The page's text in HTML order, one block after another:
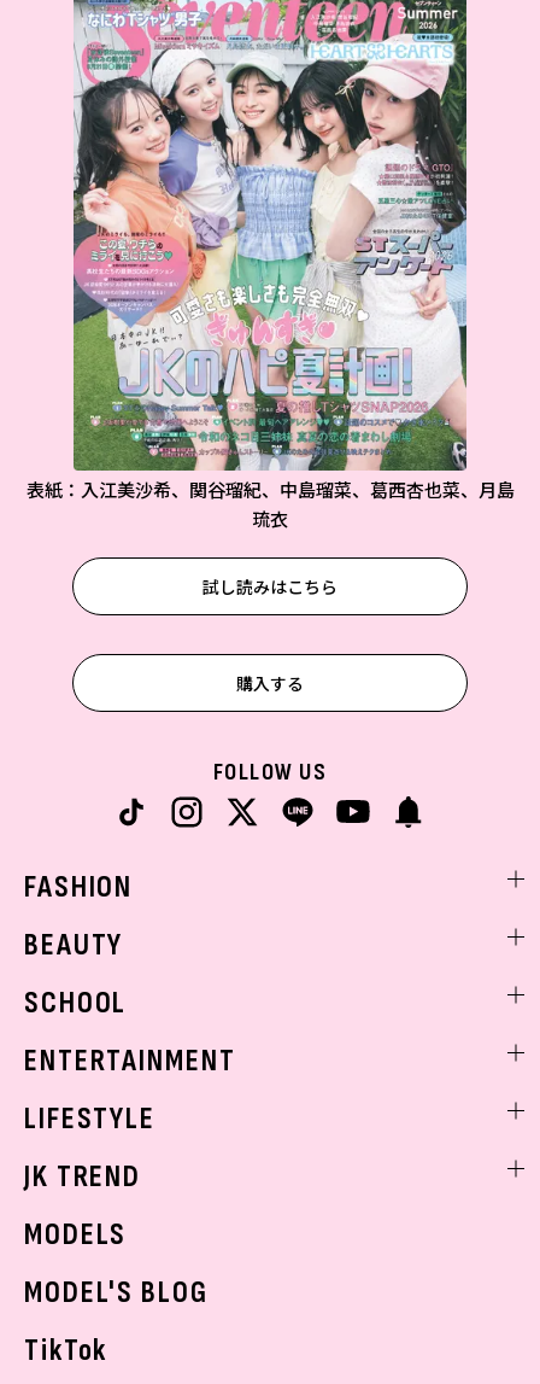
表紙：入江美沙希、関谷瑠紀、中島瑠菜、葛西杏也菜、月島
琉衣
試し読みはこちら
購入する
FOLLOW US
FASHION
着回し
BEAUTY
ベストコスメ
ボディケア
SCHOOL
学校ヘアメイク
ENTERTAINMENT
K-POP
LIFESTYLE
モデルの購入品
JK TREND
MODELS
MODEL'S BLOG
TikTok